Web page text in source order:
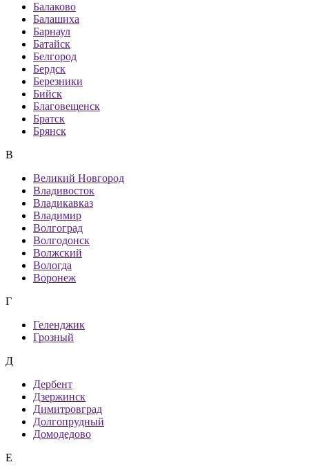
Балаково
Балашиха
Барнаул
Батайск
Белгород
Бердск
Березники
Бийск
Благовещенск
Братск
Брянск
В
Великий Новгород
Владивосток
Владикавказ
Владимир
Волгоград
Волгодонск
Волжский
Вологда
Воронеж
Г
Геленджик
Грозный
Д
Дербент
Дзержинск
Димитровград
Долгопрудный
Домодедово
Е